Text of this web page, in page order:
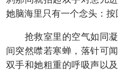
她脑海里只有一个念头：
抢救室里的空气如同凝
间突然噤若寒蝉，落针可
双手和她粗重的呼吸声以